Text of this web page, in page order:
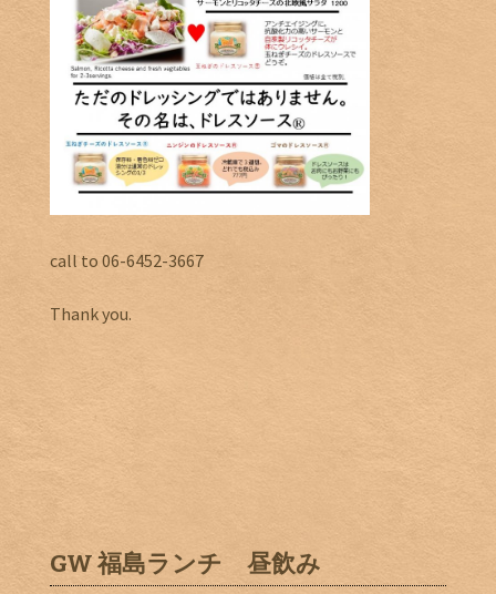
call to 06-6452-3667
Thank you.
GW 福島ランチ 昼飲み